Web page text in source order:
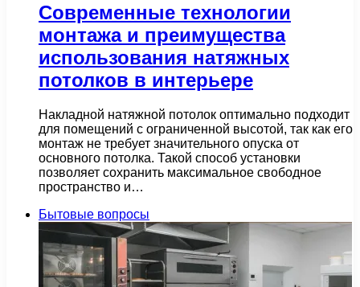
Современные технологии
монтажа и преимущества
использования натяжных
потолков в интерьере
Накладной натяжной потолок оптимально подходит
для помещений с ограниченной высотой, так как его
монтаж не требует значительного опуска от
основного потолка. Такой способ установки
позволяет сохранить максимальное свободное
пространство и…
Бытовые вопросы